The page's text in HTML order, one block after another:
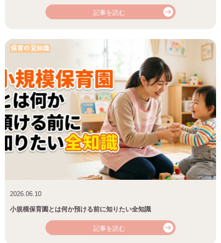
記事を読む
保育の豆知識
2026.06.10
小規模保育園とは何か預ける前に知りたい全知識
記事を読む